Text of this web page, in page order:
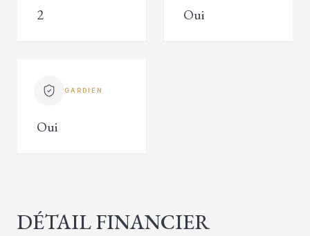
2 Oui
GARDIEN
Oui
DÉTAIL FINANCIER